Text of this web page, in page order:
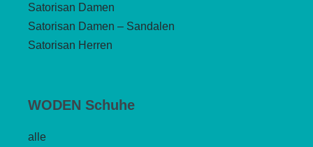
Satorisan Damen
Satorisan Damen – Sandalen
Satorisan Herren
WODEN Schuhe
alle